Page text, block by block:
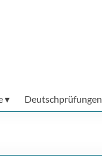
Deutschprüfungen